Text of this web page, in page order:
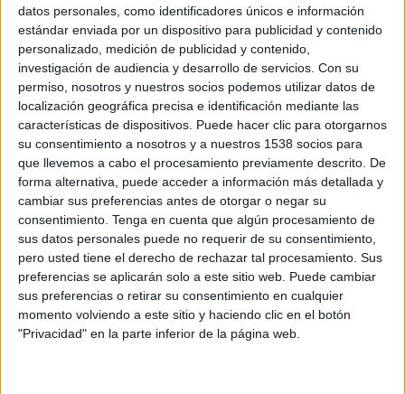
datos personales, como identificadores únicos e información
estándar enviada por un dispositivo para publicidad y contenido
personalizado, medición de publicidad y contenido,
investigación de audiencia y desarrollo de servicios. Con su
permiso, nosotros y nuestros socios podemos utilizar datos de
localización geográfica precisa e identificación mediante las
características de dispositivos. Puede hacer clic para otorgarnos
su consentimiento a nosotros y a nuestros 1538 socios para
que llevemos a cabo el procesamiento previamente descrito. De
forma alternativa, puede acceder a información más detallada y
cambiar sus preferencias antes de otorgar o negar su
consentimiento. Tenga en cuenta que algún procesamiento de
sus datos personales puede no requerir de su consentimiento,
pero usted tiene el derecho de rechazar tal procesamiento. Sus
preferencias se aplicarán solo a este sitio web. Puede cambiar
sus preferencias o retirar su consentimiento en cualquier
momento volviendo a este sitio y haciendo clic en el botón
"Privacidad" en la parte inferior de la página web.
divertido sketch en sus redes sociales para dar a
conocer su nueva y llamativa marca de arroz:
Rolang Arroz. Un producto que nace de la unión
entre el tenis y la paella, dos de sus grandes
pasiones.
El spot principal de la campaña, ideada por la
agenciaKids, producida porIsolay dirigida por
Javier Polo, muestra a Arturo Valls entrenando
en la pista de tenis con utensilios e ingredientes
propios de la paella valenciana: un cucharón que
sustituye a la raqueta, alcachofas haciendo las
veces de pelotas de tenis…